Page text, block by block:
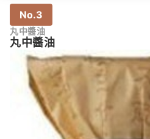
No.3
丸中醬油
丸中醬油